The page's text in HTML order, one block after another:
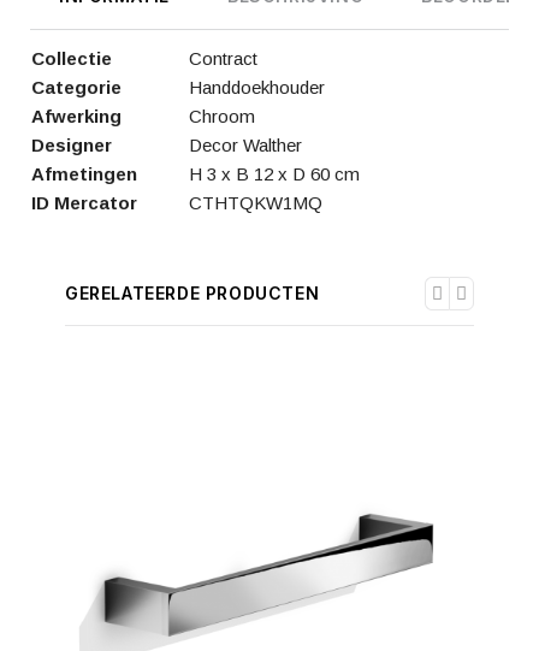
Collectie
Contract
Categorie
Handdoekhouder
Afwerking
Chroom
Designer
Decor Walther
Afmetingen
H 3 x B 12 x D 60 cm
ID Mercator
CTHTQKW1MQ
GERELATEERDE PRODUCTEN